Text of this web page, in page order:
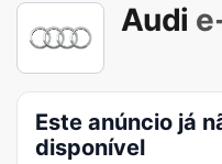
Audi
Este anúncio já
disponível